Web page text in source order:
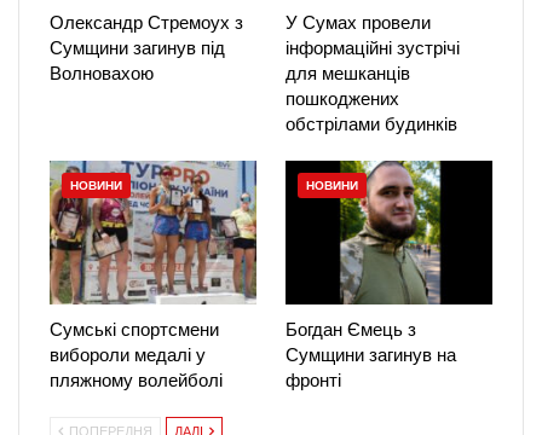
Олександр Стремоух з
Сумщини загинув під
Волновахою
У Сумах провели
інформаційні зустрічі
для мешканців
пошкоджених
обстрілами будинків
НОВИНИ
Сумські спортсмени
вибороли медалі у
пляжному волейболі
НОВИНИ
Богдан Ємець з
Сумщини загинув на
фронті
ПОПЕРЕДНЯ ДАЛІ